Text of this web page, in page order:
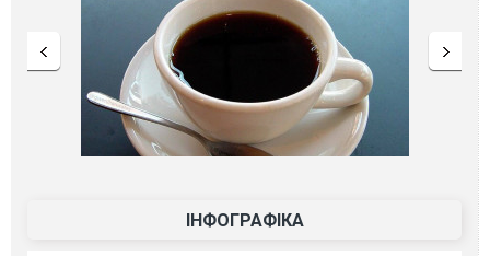
ІНФОГРАФІКА